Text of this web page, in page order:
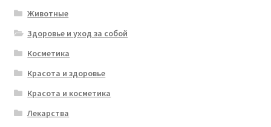
Животные
Здоровье и уход за собой
Косметика
Красота и здоровье
Красота и косметика
Лекарства